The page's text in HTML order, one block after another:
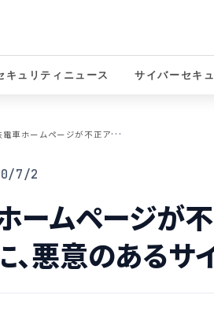
キュリティニュース サイバーセキ
静
鉄電車ホームページが不正アクセスにより改ざん被害に、悪意のあるサイトに転送
7/2
ームページが
、悪意のあるサ